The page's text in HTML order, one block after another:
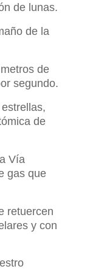
de lunas.
de la
de
segundo.
de
Vía
gas que
retuercen
y con